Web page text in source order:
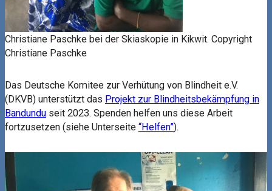
Christiane Paschke bei der Skiaskopie in Kikwit. Copyright
Christiane Paschke
Das Deutsche Komitee zur Verhütung von Blindheit e.V.
(DKVB) unterstützt das Projekt zur Blindheitsbekämpfung in
Bandundu seit 2023. Spenden helfen uns diese Arbeit
fortzusetzen (siehe Unterseite “Helfen”).